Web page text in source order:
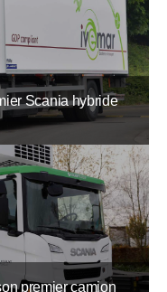
Scania hybride
premier camion